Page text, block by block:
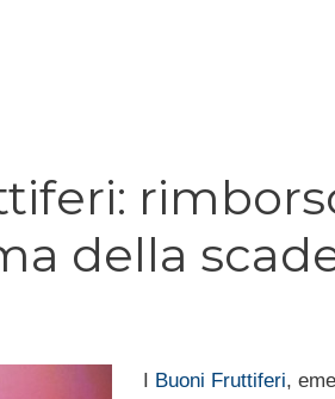
della
I Buoni Fruttiferi,